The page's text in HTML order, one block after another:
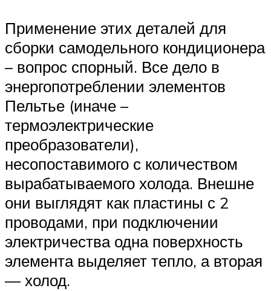
Применение этих деталей для
сборки самодельного кондиционера
– вопрос спорный. Все дело в
энергопотреблении элементов
Пельтье (иначе –
термоэлектрические
преобразователи),
несопоставимого с количеством
вырабатываемого холода. Внешне
они выглядят как пластины с 2
проводами, при подключении
электричества одна поверхность
элемента выделяет тепло, а вторая
— холод.